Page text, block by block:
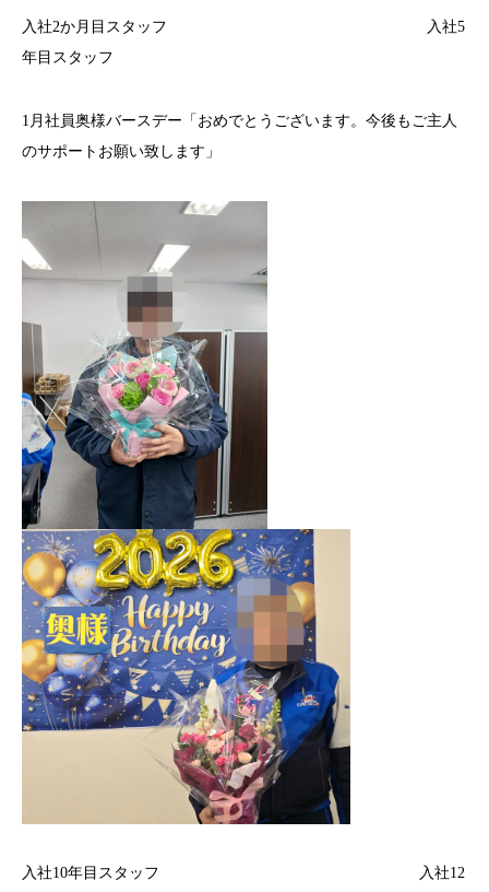
入社2か月目スタッフ 入社5
年目スタッフ
1月社員奥様バースデー「おめでとうございます。今後もご主人
のサポートお願い致します」
入社10年目スタッフ 入社12